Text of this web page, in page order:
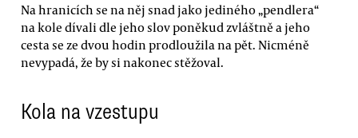
Na hranicích se na něj snad jako jediného „pendlera“
na kole dívali dle jeho slov poněkud zvláštně a jeho
cesta se ze dvou hodin prodloužila na pět. Nicméně
nevypadá, že by si nakonec stěžoval.
Kola na vzestupu